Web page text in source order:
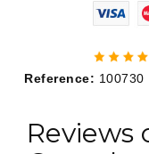
Reference: 100730
Reviews